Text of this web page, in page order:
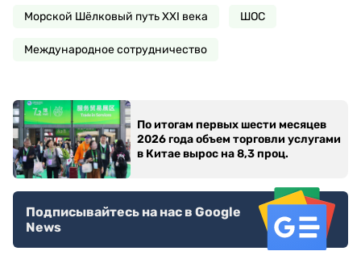
Морской Шёлковый путь XXI века ШОС
Международное сотрудничество
По итогам первых шести месяцев
2026 года объем торговли услугами
в Китае вырос на 8,3 проц.
Подписывайтесь на нас в Google
News